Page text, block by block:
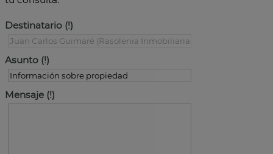
Destinatario
Asunto
Mensaje